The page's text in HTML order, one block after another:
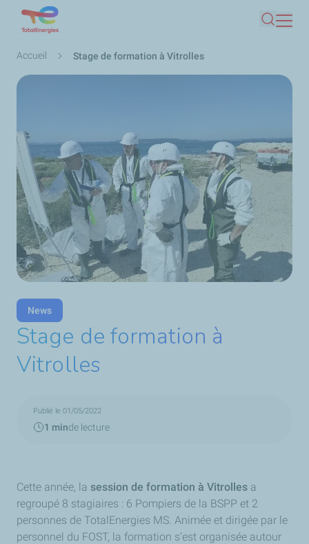
contenu
Fil
d'Ariane
Accueil Stage de formation à Vitrolles
News
Stage de formation à
Vitrolles
Publié le 01/05/2022
1 minde lecture
Cette année, la session de formation à Vitrolles a
regroupé 8 stagiaires : 6 Pompiers de la BSPP et 2
personnes de TotalEnergies MS. Animée et dirigée par le
personnel du FOST, la formation s’est organisée autour